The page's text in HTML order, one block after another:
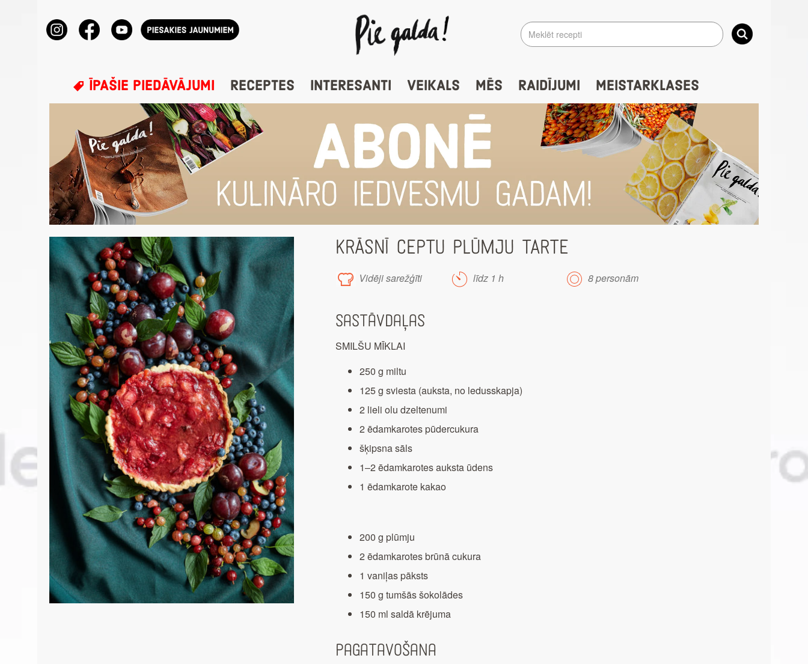
ĪPAŠIE PIEDĀVĀJUMI RECEPTES INTERESANTI VEIKALS MĒS RAIDĪJUMI MEISTARKLASES
KRĀSNĪ CEPTU PLŪMJU TARTE
Vidēji sarežģīti līdz 1 h 8 personām
Sastāvdaļas
SMILŠU MĪKLAI
250 g miltu
125 g sviesta (auksta, no ledusskapja)
2 lieli olu dzeltenumi
2 ēdamkarotes pūdercukura
šķipsna sāls
1–2 ēdamkarotes auksta ūdens
1 ēdamkarote kakao
200 g plūmju
2 ēdamkarotes brūnā cukura
1 vaniļas pāksts
150 g tumšās šokolādes
150 ml saldā krējuma
Pagatavošana